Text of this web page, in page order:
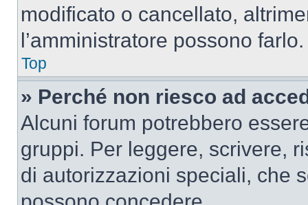
modificato o cancellato,
l’amministratore possono farlo.
Top
» Perché non riesco ad
Alcuni forum potrebbero
gruppi. Per leggere, scrivere,
di autorizzazioni speciali, che